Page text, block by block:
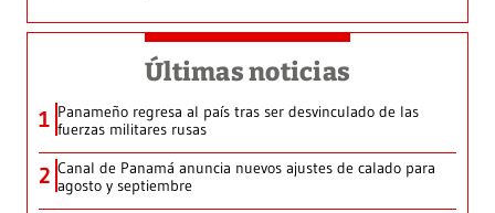
Últimas noticias
1 Panameño regresa al país tras ser desvinculado de las
fuerzas militares rusas
2 Canal de Panamá anuncia nuevos ajustes de calado para
agosto y septiembre